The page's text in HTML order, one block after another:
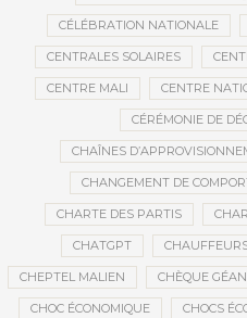
CÉLÉBRATION NATIONALE
CENTRALES SOLAIRES
CENTRE MALI CENTRE
CÉRÉMONIE DE
CHAÎNES
CHANGEMENT DE
CHARTE DES PARTIS
CHATGPT
CHEPTEL MALIEN CHÈQUE
CHOC ÉCONOMIQUE CHOCS